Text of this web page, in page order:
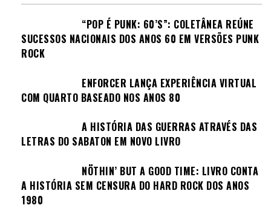
“POP É PUNK: 60’S”: COLETÂNEA REÚNE
SUCESSOS NACIONAIS DOS ANOS 60 EM VERSÕES PUNK
ROCK
ENFORCER LANÇA EXPERIÊNCIA VIRTUAL
COM QUARTO BASEADO NOS ANOS 80
A HISTÓRIA DAS GUERRAS ATRAVÉS DAS
LETRAS DO SABATON EM NOVO LIVRO
NÖTHIN’ BUT A GOOD TIME: LIVRO CONTA
A HISTÓRIA SEM CENSURA DO HARD ROCK DOS ANOS
1980